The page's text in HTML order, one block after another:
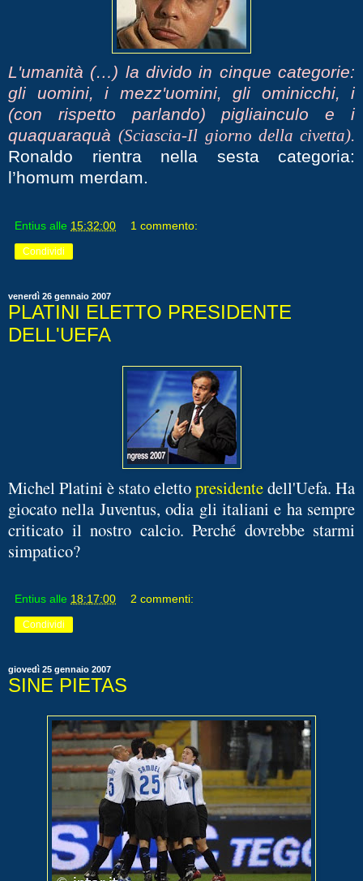
L'umanità (…) la divido in cinque categorie:
gli uomini, i mezz'uomini, gli ominicchi, i
(con rispetto parlando) pigliainculo e i
quaquaraquà(Sciascia-Il giorno della civetta).
Ronaldo rientra nella sesta categoria:
l’homum merdam.
Entius alle 15:32:00 1 commento:
Condividi
venerdì 26 gennaio 2007
PLATINI ELETTO PRESIDENTE
DELL'UEFA
Michel Platini è stato elettopresidentedell'Uefa. Ha
giocato nella Juventus, odia gli italiani e ha sempre
criticato il nostro calcio. Perché dovrebbe starmi
simpatico?
Entius alle 18:17:00 2 commenti:
Condividi
giovedì 25 gennaio 2007
SINE PIETAS